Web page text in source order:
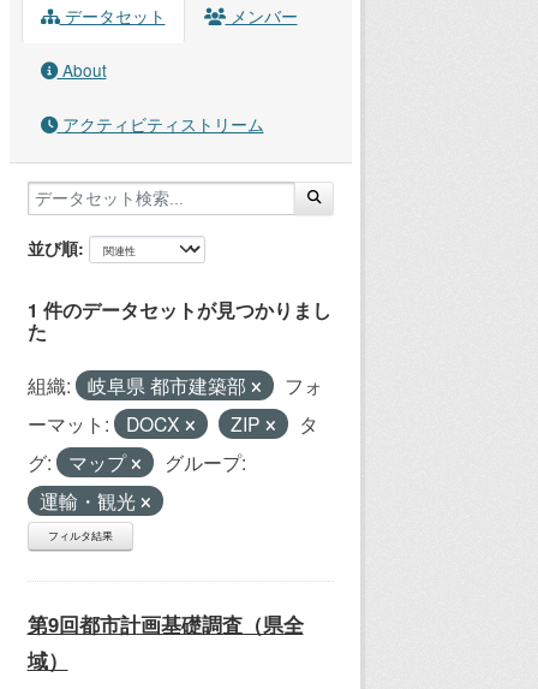
データセット メンバー
About
アクティビティストリーム
並び順
1 件のデータセットが見つかりまし
た
組織: 岐阜県 都市建築部
フォ
ーマット:
DOCX ZIP
タ
グ:
マップ
グループ:
運輸・観光
フィルタ結果
第9回都市計画基礎調査（県全
域）